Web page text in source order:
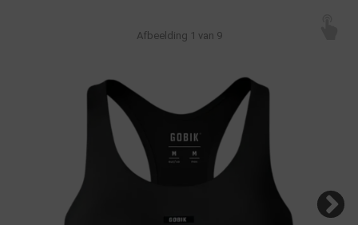
Afbeelding 1 van 9